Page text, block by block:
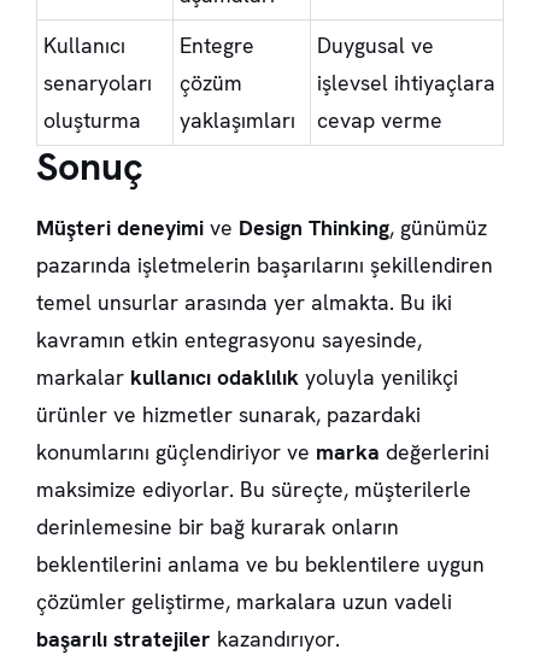
Kullanıcı
senaryoları
oluşturma
Entegre
çözüm
yaklaşımları
Duygusal ve
işlevsel ihtiyaçlara
cevap verme
Sonuç
Müşteri deneyimi ve Design Thinking, günümüz
pazarında işletmelerin başarılarını şekillendiren
temel unsurlar arasında yer almakta. Bu iki
kavramın etkin entegrasyonu sayesinde,
markalar kullanıcı odaklılık yoluyla yenilikçi
ürünler ve hizmetler sunarak, pazardaki
konumlarını güçlendiriyor ve marka değerlerini
maksimize ediyorlar. Bu süreçte, müşterilerle
derinlemesine bir bağ kurarak onların
beklentilerini anlama ve bu beklentilere uygun
çözümler geliştirme, markalara uzun vadeli
başarılı stratejiler kazandırıyor.